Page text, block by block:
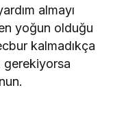
almayı
yoğun olduğu
kalmadıkça
gerekiyorsa